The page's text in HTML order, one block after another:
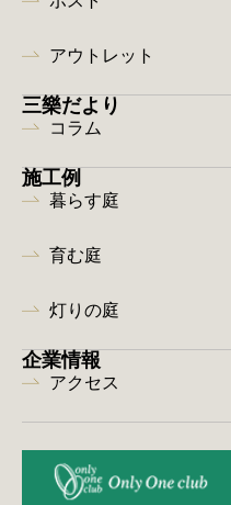
アウトレット
三樂だより
コラム
施工例
暮らす庭
育む庭
灯りの庭
企業情報
アクセス